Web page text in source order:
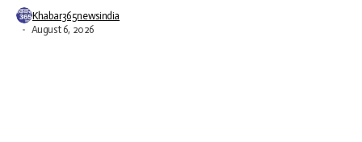
Khabar365newsindia
August 6, 2026